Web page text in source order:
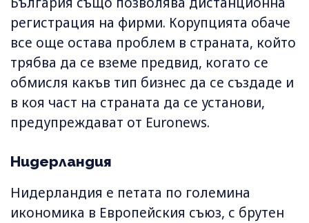
регистрация на фирми. Корупцията обаче
все още остава проблем в страната, който
трябва да се вземе предвид, когато се
обмисля какъв тип бизнес да се създаде и
в коя част на страната да се установи,
предупреждават от Euronews.
Нидерландия
Нидерландия е петата по големина
икономика в Европейския съюз, с брутен